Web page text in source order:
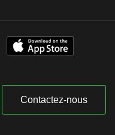
Contactez-nous